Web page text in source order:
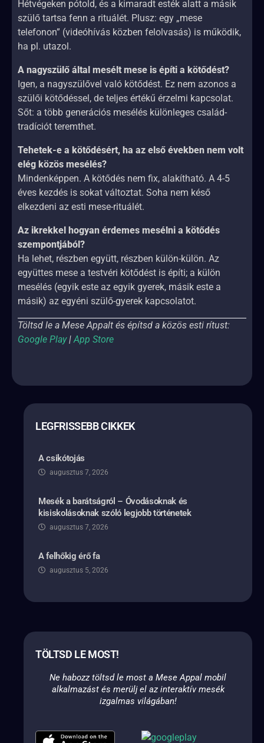
Hétvégeken pótold, és a kimaradt esték alatt a másik
szülő tartsa fenn a rituálét. Plusz: egy „mese
telefonon” (videóhívás közben felolvasás) is működik,
ha pl. utazol.
A nagyszülő által mesélt mese is építi a kötődést?
Igen, a nagyszülővel való kötődést. Ez nem azonos a
szülői kötődéssel, de teljes értékű érzelmi kapcsolat.
Sőt: a több generációs mesélés különleges család-
tradíciót teremthet.
Tehetek-e a kötődésért, ha az első években nem volt
elég közös mesélés?
Mindenképpen. A kötődés nem fix, alakítható. A 4-5
éves kezdés is sokat változtat. Soha nem késő
elkezdeni az esti mese-rituálét.
Az ikrekkel hogyan érdemes mesélni a kötődés
szempontjából?
Ha lehet, részben együtt, részben külön-külön. Az
együttes mese a testvéri kötődést is építi; a külön
mesélés (egyik este az egyik gyerek, másik este a
másik) az egyéni szülő-gyerek kapcsolatot.
Töltsd le a Mese Appalt és építsd a közös esti rítust:
Google Play|App Store
LEGFRISSEBB CIKKEK
A csikótojás
augusztus 7, 2026
Mesék a barátságról – Óvodásoknak és
kisiskolásoknak szóló legjobb történetek
augusztus 7, 2026
A felhőkig érő fa
augusztus 5, 2026
TÖLTSD LE MOST!
Ne habozz töltsd le most a Mese Appal mobil
alkalmazást és merülj el az interaktív mesék
izgalmas világában!